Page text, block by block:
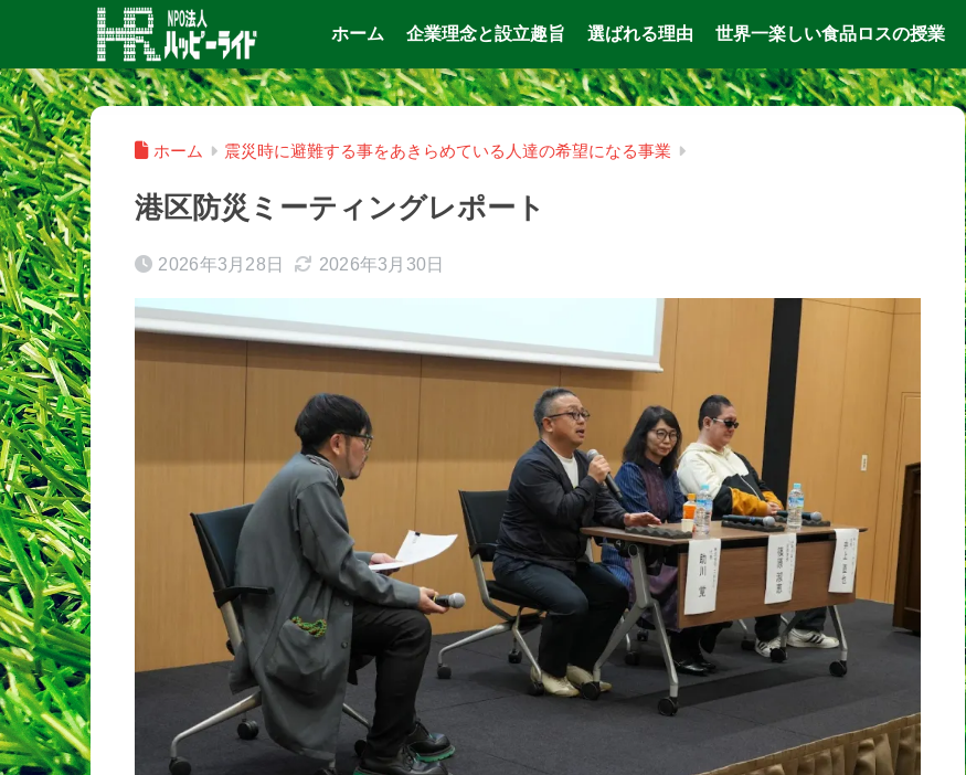
ホーム 企業理念と設立趣旨 選ばれる理由 世界一楽しい食品ロスの授業
ホーム 震災時に避難する事をあきらめている人達の希望になる事業
港区防災ミーティングレポート
2026年3月28日 2026年3月30日